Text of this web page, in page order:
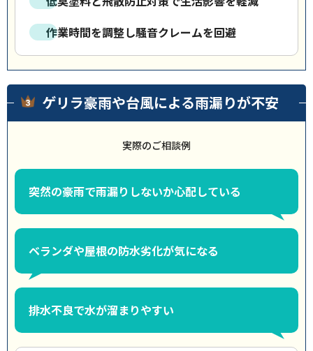
作業時間を調整し騒音クレームを回避
ゲリラ豪雨や台風による雨漏りが不安
実際のご相談例
突然の豪雨で雨漏りしないか心配している
ベランダや屋根の防水劣化が気になる
排水不良で水が溜まりやすい